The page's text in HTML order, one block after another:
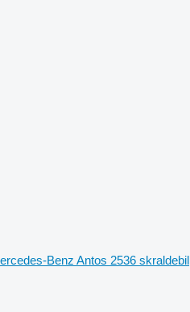
Benz Antos 2536 skraldebil